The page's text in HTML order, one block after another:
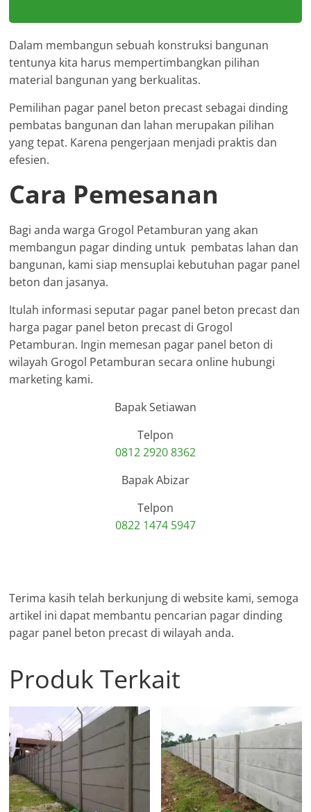
Dalam membangun sebuah konstruksi bangunan
tentunya kita harus mempertimbangkan pilihan
material bangunan yang berkualitas.
Pemilihan pagar panel beton precast sebagai dinding
pembatas bangunan dan lahan merupakan pilihan
yang tepat. Karena pengerjaan menjadi praktis dan
efesien.
Cara Pemesanan
Bagi anda warga Grogol Petamburan yang akan
membangun pagar dinding untuk pembatas lahan dan
bangunan, kami siap mensuplai kebutuhan pagar panel
beton dan jasanya.
Itulah informasi seputar pagar panel beton precast dan
harga pagar panel beton precast di Grogol
Petamburan. Ingin memesan pagar panel beton di
wilayah Grogol Petamburan secara online hubungi
marketing kami.
Bapak Setiawan
Telpon
0812 2920 8362
Bapak Abizar
Telpon
0822 1474 5947
Terima kasih telah berkunjung di website kami, semoga
artikel ini dapat membantu pencarian pagar dinding
pagar panel beton precast di wilayah anda.
Produk Terkait